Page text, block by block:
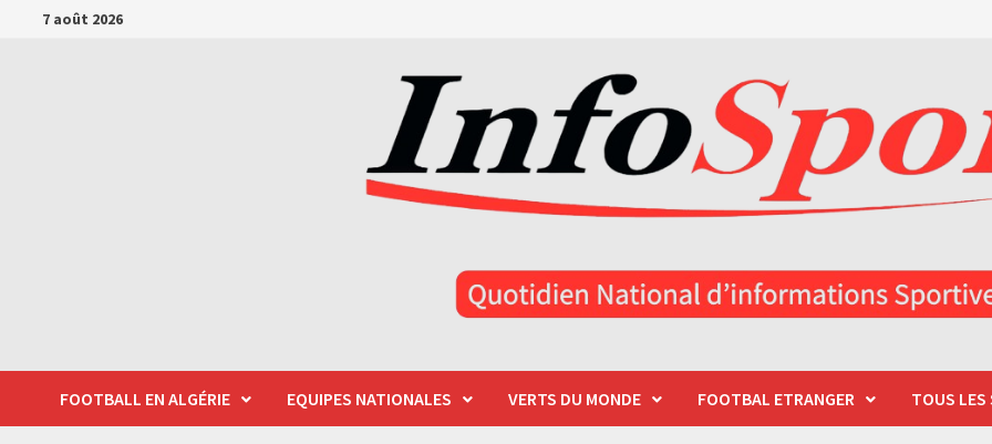
Passer7 août 2026
FOOTBALL EN ALGÉRIE EQUIPES NATIONALES VERTS DU MONDE FOOTBAL ETRANGER TOUS LES